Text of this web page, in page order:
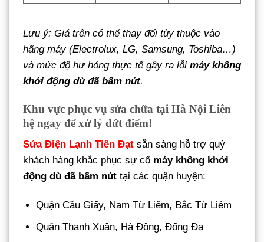
Lưu ý: Giá trên có thể thay đổi tùy thuộc vào
hãng máy (Electrolux, LG, Samsung, Toshiba…)
và mức độ hư hỏng thực tế gây ra lỗi máy không
khởi động dù đã bấm nút.
Khu vực phục vụ sửa chữa tại Hà Nội Liên
hệ ngay để xử lý dứt điểm!
Sửa Điện Lạnh Tiến Đạt sẵn sàng hỗ trợ quý
khách hàng khắc phục sự cố máy không khởi
động dù đã bấm nút tại các quận huyện:
Quận Cầu Giấy, Nam Từ Liêm, Bắc Từ Liêm
Quận Thanh Xuân, Hà Đông, Đống Đa